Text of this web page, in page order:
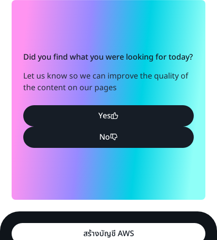
Did you find what you were looking for today?
Let us know so we can improve the quality of
the content on our pages
Yes
No
สร้างบัญชี AWS